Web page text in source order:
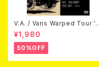
V.A. / Vans Warped Tour '0
3 (DVD)
¥1,980
50%OFF